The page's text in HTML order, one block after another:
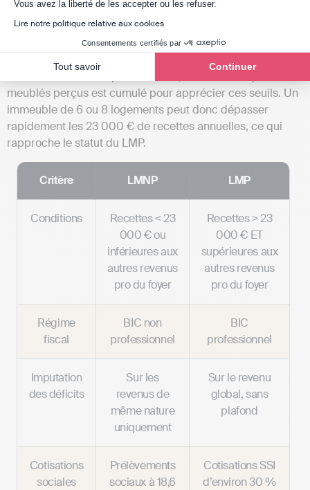
Vous avez la liberté de les accepter ou les refuser.
Lire notre politique relative aux cookies
Consentements certifiés par
Tout savoir Continuer
€ par an
des revenus professionnels de votre foyer fiscal.
meublés perçus est cumulé pour apprécier ces seuils. Un
immeuble de 6 ou 8 logements peut donc dépasser
rapidement les 23 000 € de recettes annuelles, ce qui
rapproche le statut du LMP.
Critère LMNP LMP
Conditions
Recettes < 23
000 € ou
inférieures aux
autres revenus
pro du foyer
Recettes > 23
000 € ET
supérieures aux
autres revenus
pro du foyer
Régime
fiscal
BIC non
professionnel
BIC
professionnel
Imputation
des déficits
Sur les
revenus de
même nature
uniquement
Sur le revenu
global, sans
plafond
Cotisations
sociales
Prélèvements
sociaux à 18,6
Cotisations SSI
d’environ 30 %